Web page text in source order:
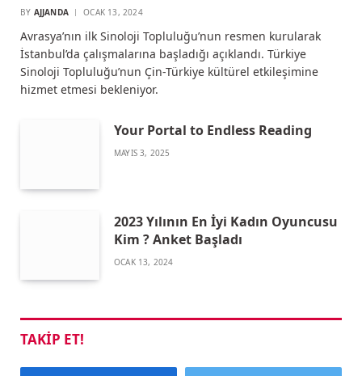
BY AJJANDA OCAK 13, 2024
Avrasya’nın ilk Sinoloji Topluluğu’nun resmen kurularak
İstanbul’da çalışmalarına başladığı açıklandı. Türkiye
Sinoloji Topluluğu’nun Çin-Türkiye kültürel etkileşimine
hizmet etmesi bekleniyor.
Your Portal to Endless Reading
MAYIS 3, 2025
2023 Yılının En İyi Kadın Oyuncusu
Kim ? Anket Başladı
OCAK 13, 2024
TAKIP ET!